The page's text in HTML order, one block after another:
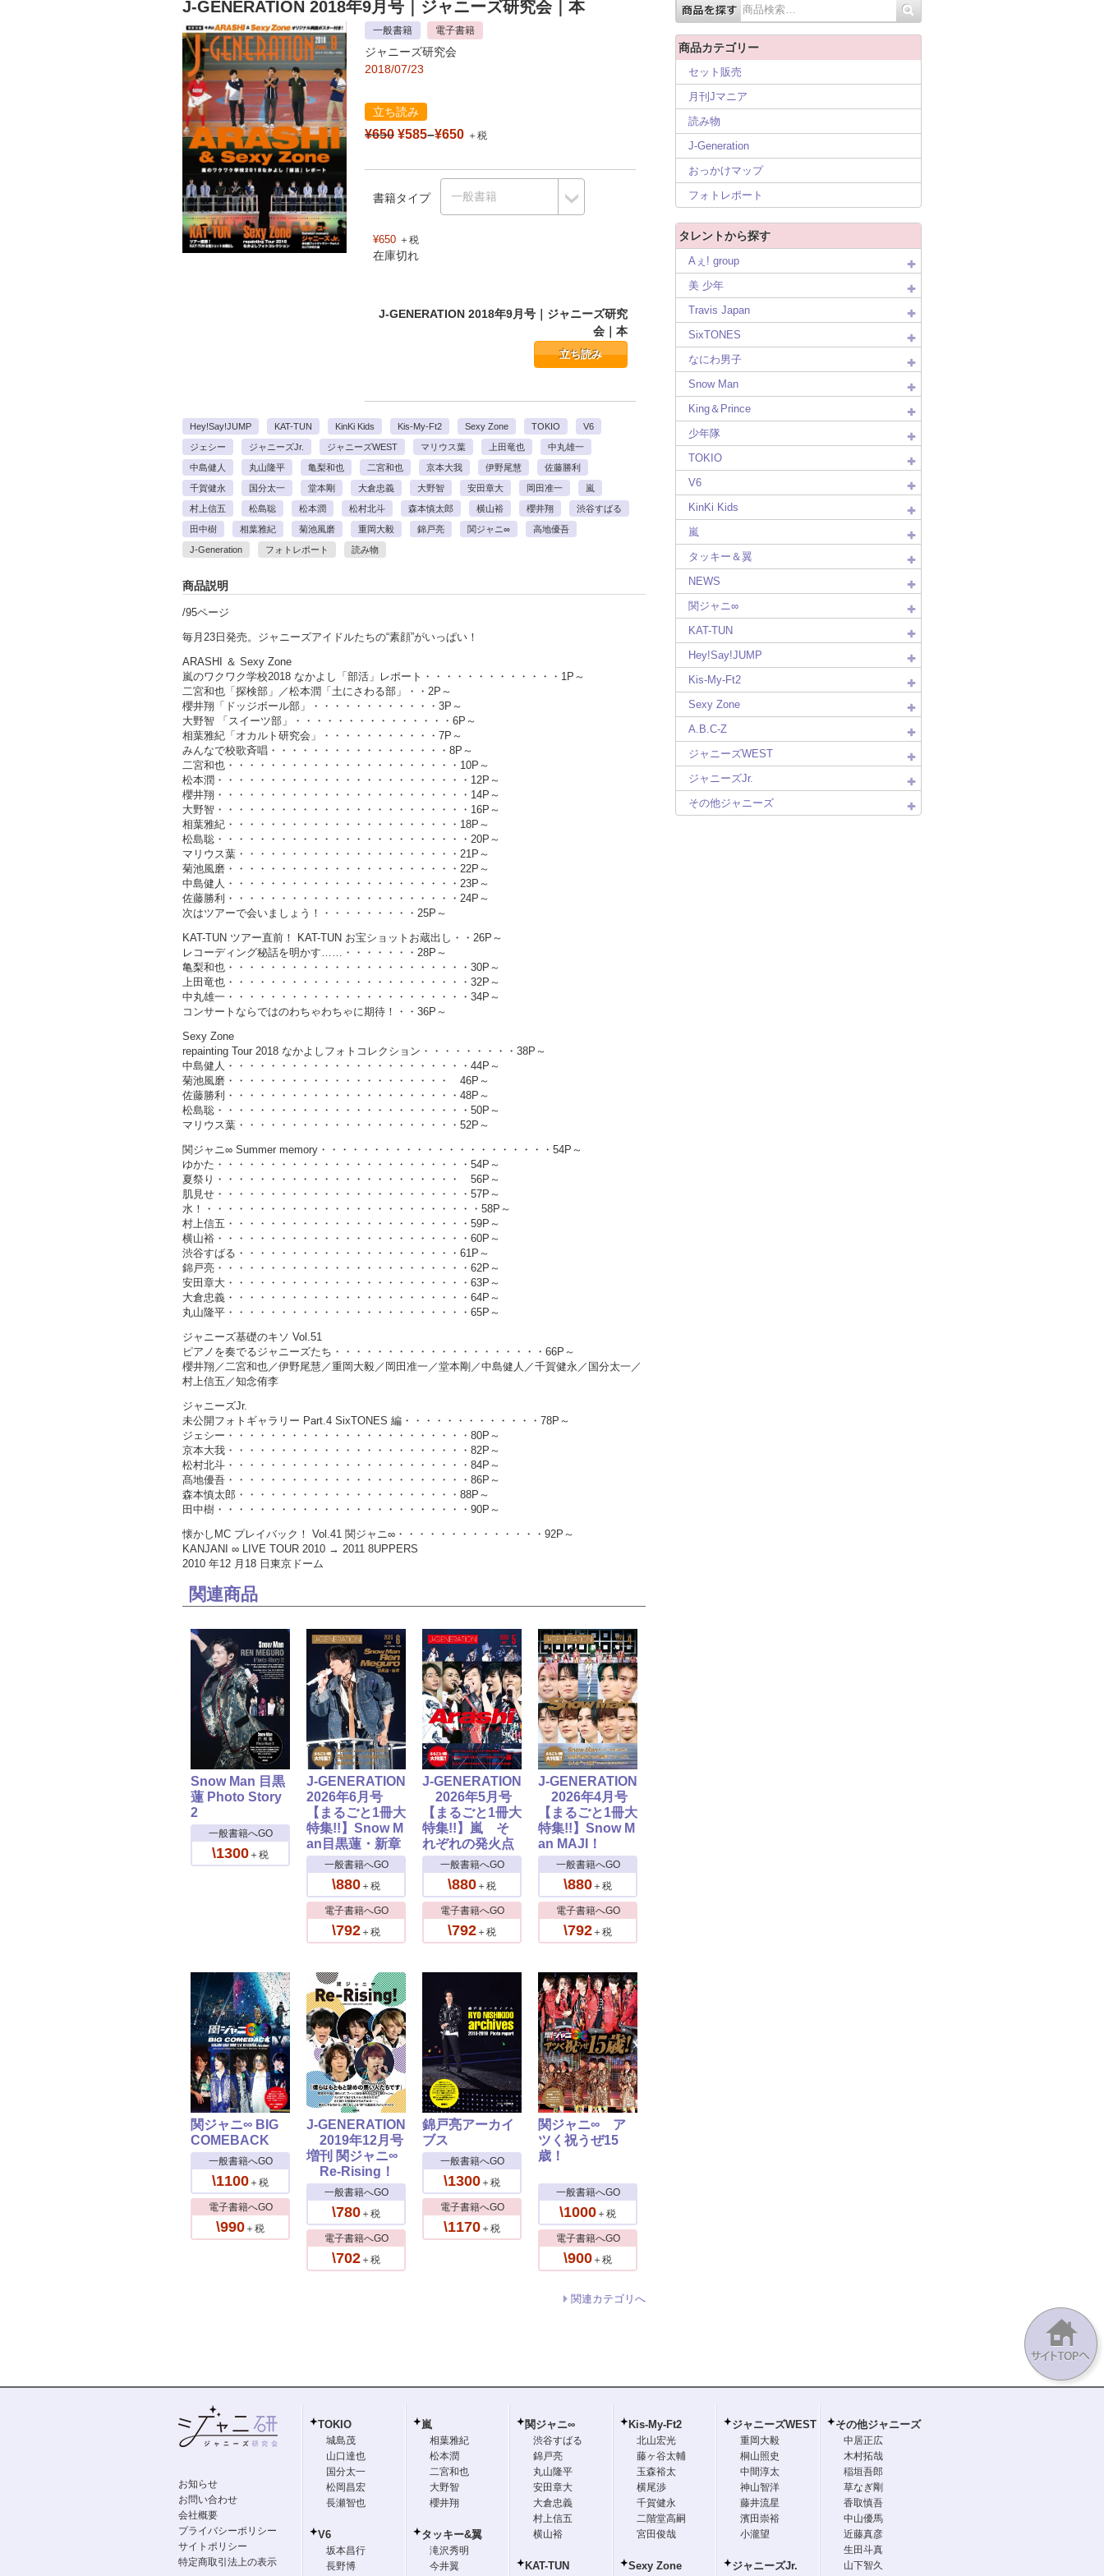
J-GENERATION 2018年9月号 ｜ジャニーズ研究会｜本
一般書籍 電子書籍
ジャニーズ研究会
2018/07/23
立ち読み
¥650 ¥585–¥650 ＋税
書籍タイプ
¥650 ＋税
在庫切れ
J-GENERATION 2018年9月号｜ジャニーズ研究
会｜本
立ち読み
Hey!Say!JUMP KAT-TUN KinKi Kids Kis-My-Ft2 Sexy Zone TOKIO V6
ジェシー ジャニーズJr. ジャニーズWEST マリウス葉 上田竜也 中丸雄一
中島健人 丸山隆平 亀梨和也 二宮和也 京本大我 伊野尾慧 佐藤勝利
千賀健永 国分太一 堂本剛 大倉忠義 大野智 安田章大 岡田准一 嵐
村上信五 松島聡 松本潤 松村北斗 森本慎太郎 横山裕 櫻井翔 渋谷すばる
田中樹 相葉雅紀 菊池風磨 重岡大毅 錦戸亮 関ジャニ∞ 高地優吾
J-Generation フォトレポート 読み物
商品説明
/95ページ
毎月23日発売。ジャニーズアイドルたちの“素顔”がいっぱい！
ARASHI ＆ Sexy Zone
嵐のワクワク学校2018 なかよし「部活」レポート・・・・・・・・・・・・・1P～
二宮和也「探検部」／松本潤「土にさわる部」・・2P～
櫻井翔「ドッジボール部」・・・・・・・・・・・・3P～
大野智 「スイーツ部」・・・・・・・・・・・・・・・6P～
相葉雅紀「オカルト研究会」・・・・・・・・・・・7P～
みんなで校歌斉唱・・・・・・・・・・・・・・・・・8P～
二宮和也・・・・・・・・・・・・・・・・・・・・・・10P～
松本潤・・・・・・・・・・・・・・・・・・・・・・・・12P～
櫻井翔・・・・・・・・・・・・・・・・・・・・・・・・14P～
大野智・・・・・・・・・・・・・・・・・・・・・・・・16P～
相葉雅紀・・・・・・・・・・・・・・・・・・・・・・18P～
松島聡・・・・・・・・・・・・・・・・・・・・・・・・20P～
マリウス葉・・・・・・・・・・・・・・・・・・・・・21P～
菊池風磨・・・・・・・・・・・・・・・・・・・・・・22P～
中島健人・・・・・・・・・・・・・・・・・・・・・・23P～
佐藤勝利・・・・・・・・・・・・・・・・・・・・・・24P～
次はツアーで会いましょう！・・・・・・・・・25P～
KAT-TUN ツアー直前！ KAT-TUN お宝ショットお蔵出し・・26P～
レコーディング秘話を明かす……・・・・・・・28P～
亀梨和也・・・・・・・・・・・・・・・・・・・・・・・30P～
上田竜也・・・・・・・・・・・・・・・・・・・・・・・32P～
中丸雄一・・・・・・・・・・・・・・・・・・・・・・・34P～
コンサートならではのわちゃわちゃに期待！・・36P～
Sexy Zone
repainting Tour 2018 なかよしフォトコレクション・・・・・・・・・38P～
中島健人・・・・・・・・・・・・・・・・・・・・・・・44P～
菊池風磨・・・・・・・・・・・・・・・・・・・・・ 46P～
佐藤勝利・・・・・・・・・・・・・・・・・・・・・・48P～
松島聡・・・・・・・・・・・・・・・・・・・・・・・・50P～
マリウス葉・・・・・・・・・・・・・・・・・・・・・52P～
関ジャニ∞ Summer memory・・・・・・・・・・・・・・・・・・・・・・54P～
ゆかた・・・・・・・・・・・・・・・・・・・・・・・・54P～
夏祭り・・・・・・・・・・・・・・・・・・・・・・・ 56P～
肌見せ・・・・・・・・・・・・・・・・・・・・・・・・57P～
水！・・・・・・・・・・・・・・・・・・・・・・・・・・58P～
村上信五・・・・・・・・・・・・・・・・・・・・・・・59P～
横山裕・・・・・・・・・・・・・・・・・・・・・・・・60P～
渋谷すばる・・・・・・・・・・・・・・・・・・・・・61P～
錦戸亮・・・・・・・・・・・・・・・・・・・・・・・・62P～
安田章大・・・・・・・・・・・・・・・・・・・・・・・63P～
大倉忠義・・・・・・・・・・・・・・・・・・・・・・・64P～
丸山隆平・・・・・・・・・・・・・・・・・・・・・・・65P～
ジャニーズ基礎のキソ Vol.51
ピアノを奏でるジャニーズたち・・・・・・・・・・・・・・・・・・・・66P～
櫻井翔／二宮和也／伊野尾慧／重岡大毅／岡田准一／堂本剛／中島健人／千賀健永／国分太一／
村上信五／知念侑李
ジャニーズJr.
未公開フォトギャラリー Part.4 SixTONES 編・・・・・・・・・・・・・78P～
ジェシー・・・・・・・・・・・・・・・・・・・・・・・80P～
京本大我・・・・・・・・・・・・・・・・・・・・・・・82P～
松村北斗・・・・・・・・・・・・・・・・・・・・・・・84P～
髙地優吾・・・・・・・・・・・・・・・・・・・・・・・86P～
森本慎太郎・・・・・・・・・・・・・・・・・・・・・88P～
田中樹・・・・・・・・・・・・・・・・・・・・・・・・90P～
懐かしMC プレイバック！ Vol.41 関ジャニ∞・・・・・・・・・・・・・・92P～
KANJANI ∞ LIVE TOUR 2010 → 2011 8UPPERS
2010 年12 月18 日東京ドーム
関連商品
Snow Man 目黒
蓮 Photo Story
2
一般書籍へGO
\1300 ＋税
J-GENERATION
2026年6月号
【まるごと1冊大
特集!!】Snow M
an目黒蓮・新章
一般書籍へGO
\880 ＋税
電子書籍へGO
\792 ＋税
J-GENERATION
2026年5月号
【まるごと1冊大
特集!!】嵐 そ
れぞれの発火点
一般書籍へGO
\880 ＋税
電子書籍へGO
\792 ＋税
J-GENERATION
2026年4月号
【まるごと1冊大
特集!!】Snow M
an MAJI！
一般書籍へGO
\880 ＋税
電子書籍へGO
\792 ＋税
関ジャニ∞ BIG
COMEBACK
一般書籍へGO
\1100 ＋税
電子書籍へGO
\990 ＋税
J-GENERATION
2019年12月号
増刊 関ジャニ∞
Re-Rising！
一般書籍へGO
\780 ＋税
電子書籍へGO
\702 ＋税
錦戸亮アーカイ
ブス
一般書籍へGO
\1300 ＋税
電子書籍へGO
\1170 ＋税
関ジャニ∞ ア
ツく祝うぜ15
歳！
一般書籍へGO
\1000 ＋税
電子書籍へGO
\900 ＋税
関連カテゴリへ
商品カテゴリー
セット販売
月刊Jマニア
読み物
J-Generation
おっかけマップ
フォトレポート
タレントから探す
Aぇ! group
美 少年
Travis Japan
SixTONES
なにわ男子
Snow Man
King＆Prince
少年隊
TOKIO
V6
KinKi Kids
嵐
タッキー＆翼
NEWS
関ジャニ∞
KAT-TUN
Hey!Say!JUMP
Kis-My-Ft2
Sexy Zone
A.B.C-Z
ジャニーズWEST
ジャニーズJr.
その他ジャニーズ
お知らせ
お問い合わせ
会社概要
プライバシーポリシー
サイトポリシー
特定商取引法上の表示
TOKIO
城島茂
山口達也
国分太一
松岡昌宏
長瀬智也
V6
坂本昌行
長野博
嵐
相葉雅紀
松本潤
二宮和也
大野智
櫻井翔
タッキー&翼
滝沢秀明
今井翼
関ジャニ∞
渋谷すばる
錦戸亮
丸山隆平
安田章大
大倉忠義
村上信五
横山裕
KAT-TUN
Kis-My-Ft2
北山宏光
藤ヶ谷太輔
玉森裕太
横尾渉
千賀健永
二階堂高嗣
宮田俊哉
Sexy Zone
ジャニーズWEST
重岡大毅
桐山照史
中間淳太
神山智洋
藤井流星
濱田崇裕
小瀧望
ジャニーズJr.
その他ジャニーズ
中居正広
木村拓哉
稲垣吾郎
草なぎ剛
香取慎吾
中山優馬
近藤真彦
生田斗真
山下智久